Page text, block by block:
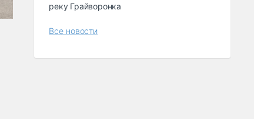
реку Грайворонка
Все новости